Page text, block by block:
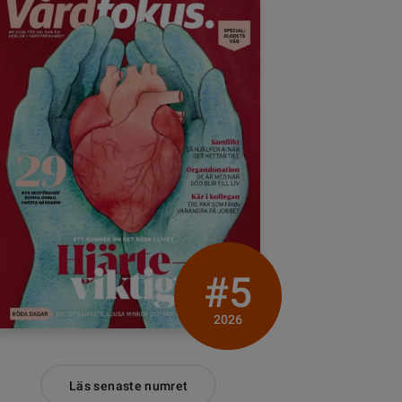
#5
2026
Läs senaste numret